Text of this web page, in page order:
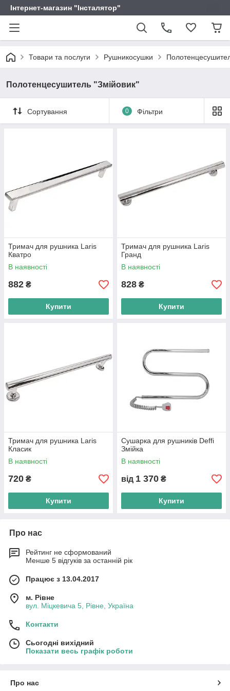
Інтернет-магазин "Інсталятор"
Товари та послуги Рушникосушки
Полотенцесушитель "Змійовик"
Сортування 0 Фільтри
Тримач для рушника Laris
Кватро
В наявності
882 ₴
Купити
Тримач для рушника Laris
Гранд
В наявності
828 ₴
Купити
Тримач для рушника Laris
Класик
В наявності
720 ₴
Купити
Сушарка для рушників Deffi
Змійка
В наявності
від 1 370 ₴
Купити
Про нас
Рейтинг не сформований
Менше 5 відгуків за останній рік
Працює з 13.04.2017
м. Рівне
вул. Міцкевича 5, Рівне, Україна
Контакти
Сьогодні вихідний
Показати весь графік роботи
Про нас